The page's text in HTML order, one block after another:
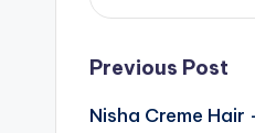
Post
Previous Post
Nisha Creme